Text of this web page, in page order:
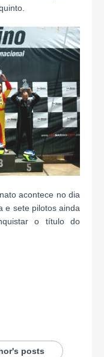
acontece no dia
e sete pilotos ainda
o título do
posts